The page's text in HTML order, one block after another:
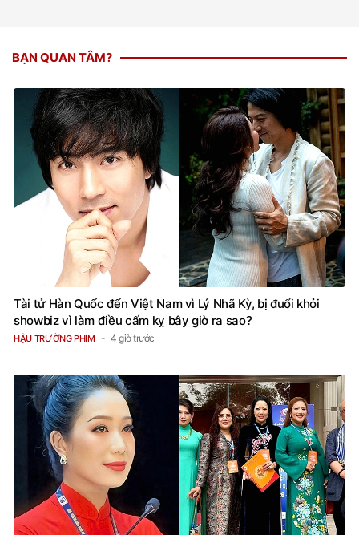
BẠN QUAN TÂM?
Tài tử Hàn Quốc đến Việt Nam vì Lý Nhã Kỳ, bị đuổi khỏi
showbiz vì làm điều cấm kỵ bây giờ ra sao?
HẬU TRƯỜNG PHIM 4 giờ trước